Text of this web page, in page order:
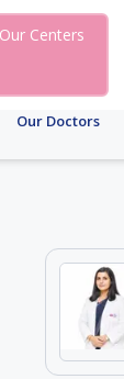
Our Centers
Our Doctors